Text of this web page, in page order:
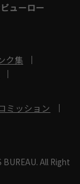
ューロー
ク集
ミッション
BUREAU. All Right